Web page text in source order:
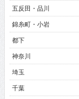
五反田・品川
錦糸町・小岩
都下
神奈川
埼玉
千葉